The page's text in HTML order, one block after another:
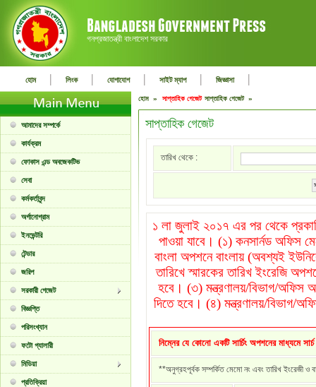
গনপ্রজাতন্ত্রী বাংলাদেশ সরকার
হোম | লিংক | যোগাযোগ | সাইট ম্যাপ | জিজ্ঞাসা |
আমাদের সম্পর্কে
কার্যক্রম
ফোকাস এন্ড অবজেকটিভ
সেবা
কর্মকর্তাবৃন্দ
অর্গানোগ্রাম
ইনভেন্টরি
টেন্ডার
জরিপ
সরকারী গেজেট
বিজ্ঞপ্তি
পরিসংখ্যান
ফটো গ্যালারী
মিডিয়া
প্রতিক্রিয়া
হোম » সাপ্তাহিক গেজেট সাপ্তাহিক গেজেট »
সাপ্তাহিক গেজেট
তারিখ থেকে :
১ লা জুলাই ২০১৭ এর পর থেকে
পাওয়া যাবে। (১) কনসার্নড অফিস
বাংলা অপশনে বাংলায় (অবশ্যই
তারিখে স্মারকের তারিখ ইংরেজি
হবে। (৩) মন্ত্রণালয়/বিভাগ/অফিস
দিতে হবে। (৪) মন্ত্রণালয়/বিভাগ/
নিম্নের যে কোনো একটি সার্চিং অপশনের মাধ্যমে
**অনুগ্রহপূর্বক সম্পর্কিত মেমো নং এবং তারিখ ইংরেজী ও